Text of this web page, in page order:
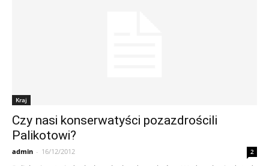
Kraj
Czy nasi konserwatyści pozazdrościli
Palikotowi?
admin - 16/12/2012 2